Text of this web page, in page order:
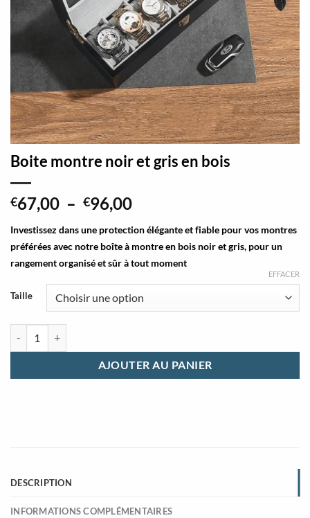
Boite montre noir et gris en bois
€67,00 – €96,00Plage
prix :
€67,00
à
€96,00
Investissez dans une protection élégante et fiable pour vos montres
préférées avec notre boîte à montre en bois noir et gris, pour un
rangement organisé et sûr à tout moment
Taille
EFFACER
AJOUTER AU PANIER
DESCRIPTION
INFORMATIONS COMPLÉMENTAIRES